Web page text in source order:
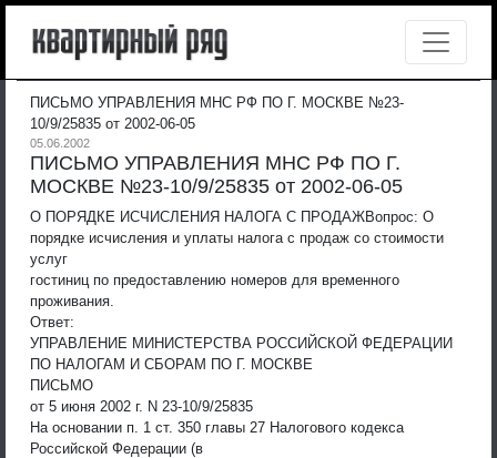
ПИСЬМО УПРАВЛЕНИЯ МНС РФ ПО Г. МОСКВЕ №23-
10/9/25835 от 2002-06-05
05.06.2002
ПИСЬМО УПРАВЛЕНИЯ МНС РФ ПО Г.
МОСКВЕ №23-10/9/25835 от 2002-06-05
О ПОРЯДКЕ ИСЧИСЛЕНИЯ НАЛОГА С ПРОДАЖВопрос: О
порядке исчисления и уплаты налога с продаж со стоимости
услуг
гостиниц по предоставлению номеров для временного
проживания.
Ответ:
УПРАВЛЕНИЕ МИНИСТЕРСТВА РОССИЙСКОЙ ФЕДЕРАЦИИ
ПО НАЛОГАМ И СБОРАМ ПО Г. МОСКВЕ
ПИСЬМО
от 5 июня 2002 г. N 23-10/9/25835
На основании п. 1 ст. 350 главы 27 Налогового кодекса
Российской Федерации (в